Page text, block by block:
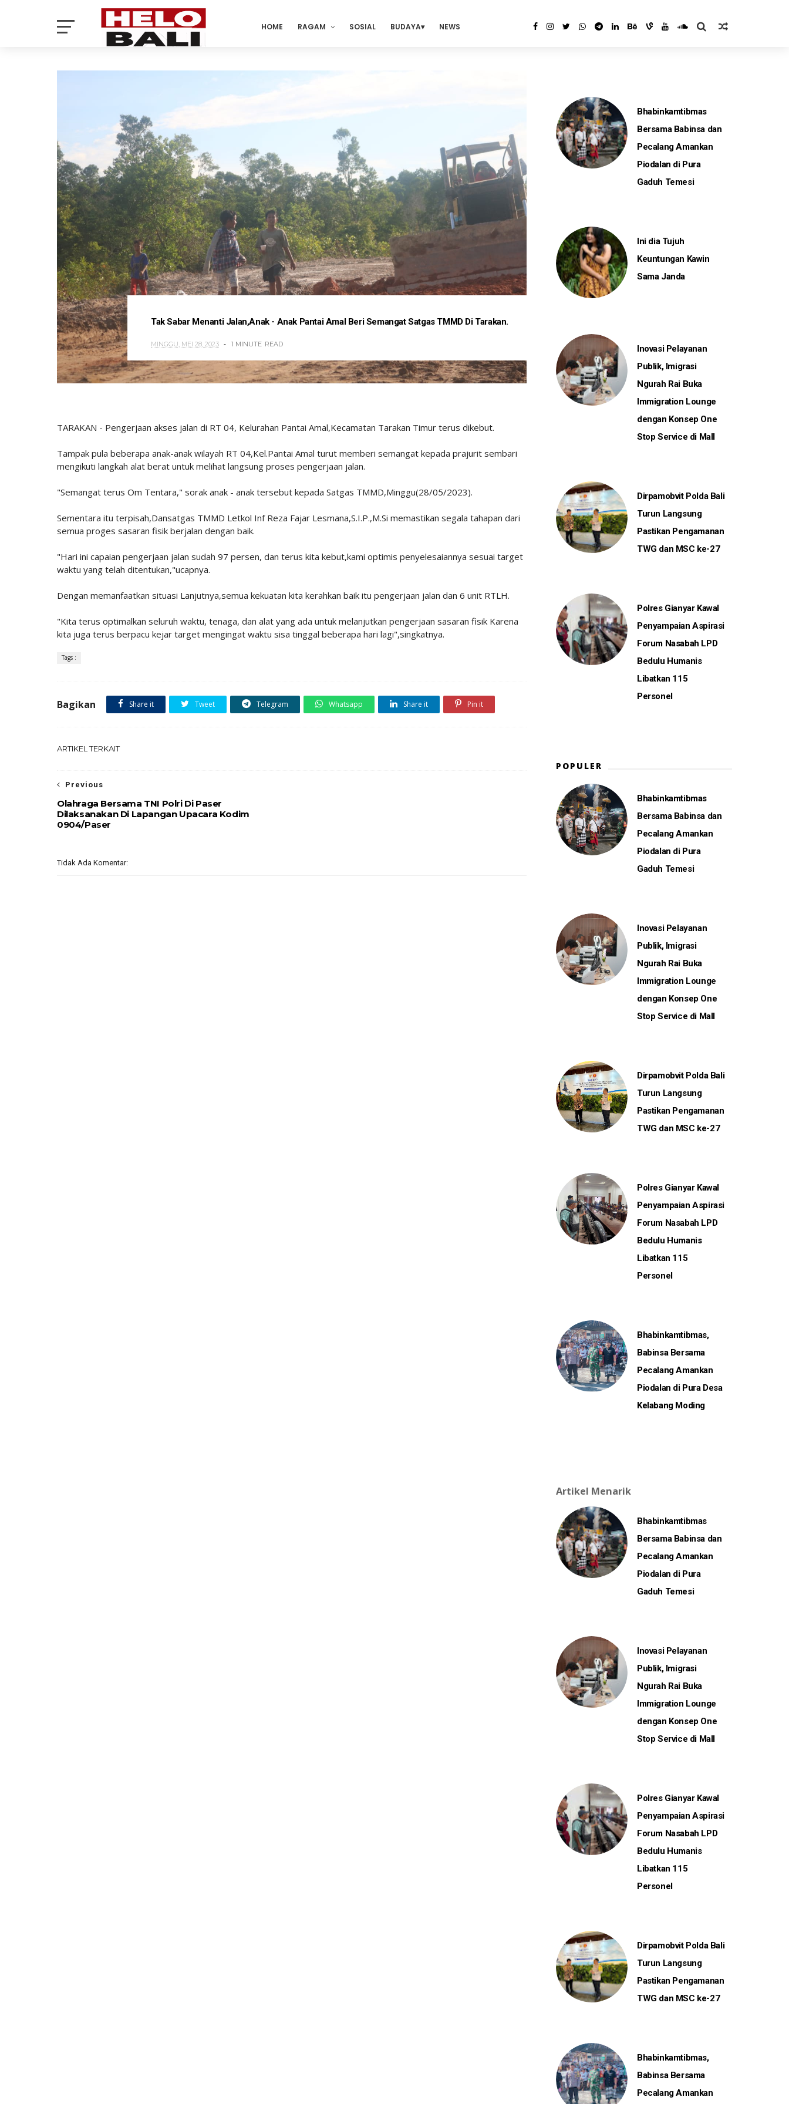
HOME RAGAM SOSIAL BUDAYA NEWS
Tak Sabar Menanti Jalan,Anak - Anak Pantai Amal Beri Semangat Satgas TMMD Di Tarakan.
MINGGU, MEI 28, 2023 1 MINUTE READ
TARAKAN - Pengerjaan akses jalan di RT 04, Kelurahan Pantai Amal,Kecamatan Tarakan Timur terus dikebut.
Tampak pula beberapa anak-anak wilayah RT 04,Kel.Pantai Amal turut memberi semangat kepada prajurit sembari
mengikuti langkah alat berat untuk melihat langsung proses pengerjaan jalan.
"Semangat terus Om Tentara," sorak anak - anak tersebut kepada Satgas TMMD,Minggu(28/05/2023).
Sementara itu terpisah,Dansatgas TMMD Letkol Inf Reza Fajar Lesmana,S.I.P.,M.Si memastikan segala tahapan dari
semua proges sasaran fisik berjalan dengan baik.
"Hari ini capaian pengerjaan jalan sudah 97 persen, dan terus kita kebut,kami optimis penyelesaiannya sesuai target
waktu yang telah ditentukan,"ucapnya.
Dengan memanfaatkan situasi Lanjutnya,semua kekuatan kita kerahkan baik itu pengerjaan jalan dan 6 unit RTLH.
"Kita terus optimalkan seluruh waktu, tenaga, dan alat yang ada untuk melanjutkan pengerjaan sasaran fisik Karena
kita juga terus berpacu kejar target mengingat waktu sisa tinggal beberapa hari lagi",singkatnya.
Tags :
Bagikan Share it Tweet Telegram Whatsapp Share it Pin it
ARTIKEL TERKAIT
Previous
Olahraga Bersama TNI Polri Di Paser
Dilaksanakan Di Lapangan Upacara Kodim
0904/Paser
Tidak Ada Komentar:
Bhabinkamtibmas
Bersama Babinsa dan
Pecalang Amankan
Piodalan di Pura
Gaduh Temesi
Ini dia Tujuh
Keuntungan Kawin
Sama Janda
Inovasi Pelayanan
Publik, Imigrasi
Ngurah Rai Buka
Immigration Lounge
dengan Konsep One
Stop Service di Mall
Dirpamobvit Polda Bali
Turun Langsung
Pastikan Pengamanan
TWG dan MSC ke-27
Polres Gianyar Kawal
Penyampaian Aspirasi
Forum Nasabah LPD
Bedulu Humanis
Libatkan 115
Personel
POPULER
Bhabinkamtibmas
Bersama Babinsa dan
Pecalang Amankan
Piodalan di Pura
Gaduh Temesi
Inovasi Pelayanan
Publik, Imigrasi
Ngurah Rai Buka
Immigration Lounge
dengan Konsep One
Stop Service di Mall
Dirpamobvit Polda Bali
Turun Langsung
Pastikan Pengamanan
TWG dan MSC ke-27
Polres Gianyar Kawal
Penyampaian Aspirasi
Forum Nasabah LPD
Bedulu Humanis
Libatkan 115
Personel
Bhabinkamtibmas,
Babinsa Bersama
Pecalang Amankan
Piodalan di Pura Desa
Kelabang Moding
Artikel Menarik
Bhabinkamtibmas
Bersama Babinsa dan
Pecalang Amankan
Piodalan di Pura
Gaduh Temesi
Inovasi Pelayanan
Publik, Imigrasi
Ngurah Rai Buka
Immigration Lounge
dengan Konsep One
Stop Service di Mall
Polres Gianyar Kawal
Penyampaian Aspirasi
Forum Nasabah LPD
Bedulu Humanis
Libatkan 115
Personel
Dirpamobvit Polda Bali
Turun Langsung
Pastikan Pengamanan
TWG dan MSC ke-27
Bhabinkamtibmas,
Babinsa Bersama
Pecalang Amankan